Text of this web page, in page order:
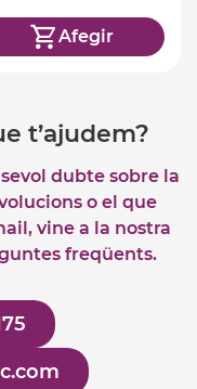
Afegir
t’ajudem?
dubte sobre la
o el que
vine a la nostra
freqüents.